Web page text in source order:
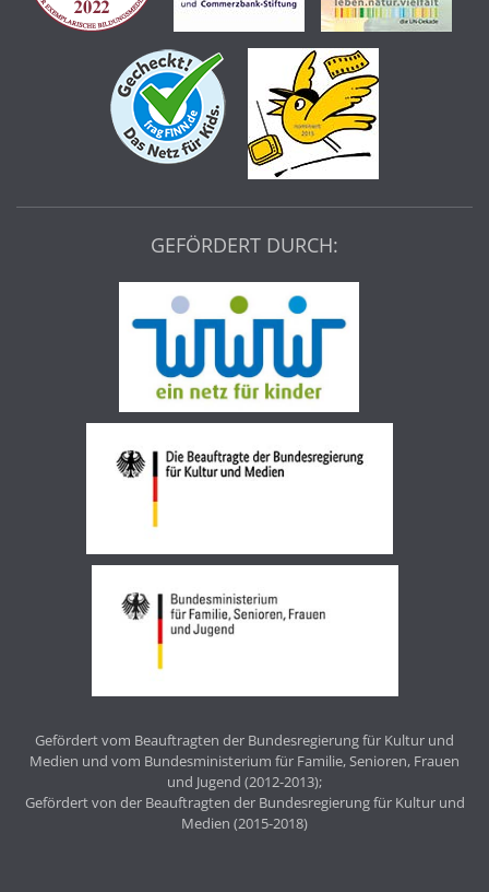
GEFÖRDERT DURCH:
Gefördert vom Beauftragten der Bundesregierung für Kultur und
Medien und vom Bundesministerium für Familie, Senioren, Frauen
und Jugend (2012-2013);
Gefördert von der Beauftragten der Bundesregierung für Kultur und
Medien (2015-2018)